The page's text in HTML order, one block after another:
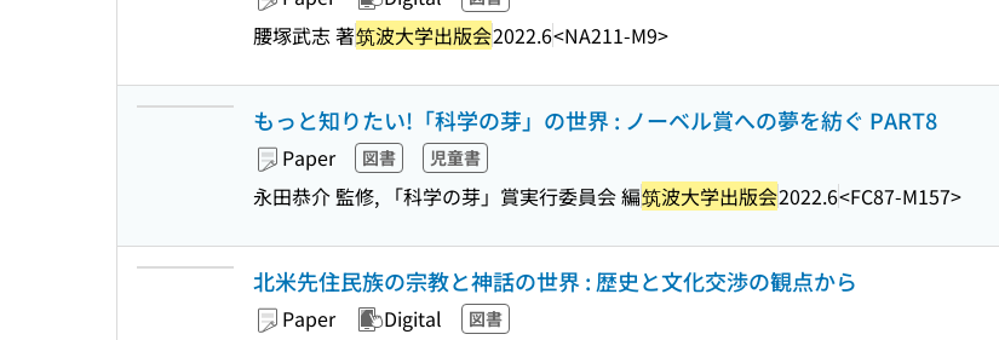
腰塚武志 著筑波大学出版会2022.6<NA211-M9>
もっと知りたい!「科学の芽」の世界 : ノーベル賞への夢を紡ぐ PART8
Paper 図書 児童書
永田恭介 監修, 「科学の芽」賞実行委員会 編筑波大学出版会2022.6<FC87-M157>
北米先住民族の宗教と神話の世界 : 歴史と文化交渉の観点から
Paper Digital 図書